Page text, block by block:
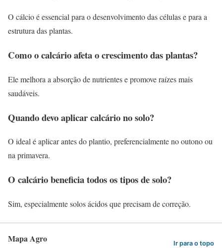
O cálcio é essencial para o desenvolvimento das células e para a
estrutura das plantas.
Como o calcário afeta o crescimento das plantas?
Ele melhora a absorção de nutrientes e promove raízes mais
saudáveis.
Quando devo aplicar calcário no solo?
O ideal é aplicar antes do plantio, preferencialmente no outono ou
na primavera.
O calcário beneficia todos os tipos de solo?
Sim, especialmente solos ácidos que precisam de correção.
Mapa Agro Ir para o topo